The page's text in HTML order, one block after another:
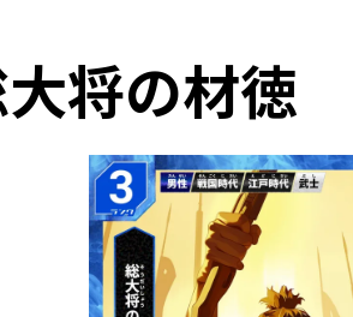
将の材徳